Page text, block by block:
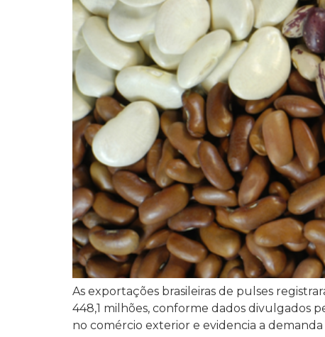
As exportações brasileiras de pulses
448,1 milhões, conforme dados divulgados
no comércio exterior e evidencia a